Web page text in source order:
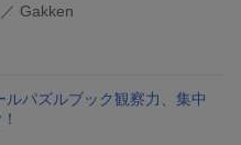
／ Gakken
ルパズルブック観察力、集中